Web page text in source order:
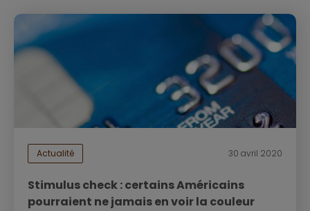
Actualité 30 avril 2020
Stimulus check : certains Américains
pourraient ne jamais en voir la couleur